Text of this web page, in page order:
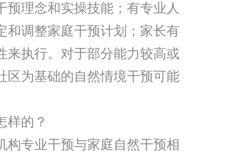
预理念和实操技能；有专业人
和调整家庭干预计划；家长有
来执行。对于部分能力较高或
区为基础的自然情境干预可能
的？
专业干预与家庭自然干预相